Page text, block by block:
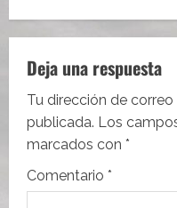
a
c
i
ó
n
Deja una respuesta
Tu dirección de
publicada. Los
marcados con *
Comentario *